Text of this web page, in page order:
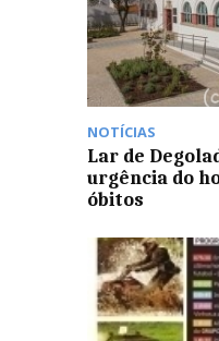
NOTÍCIAS
Lar de
urgência do
óbitos